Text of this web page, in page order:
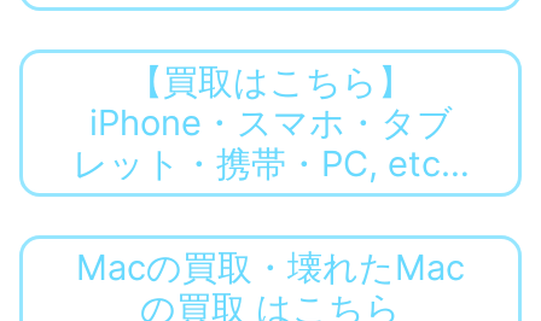
【買取はこちら】
iPhone・スマホ・タブ
レット・携帯・PC, etc…
Macの買取・壊れたMac
の買取 はこちら